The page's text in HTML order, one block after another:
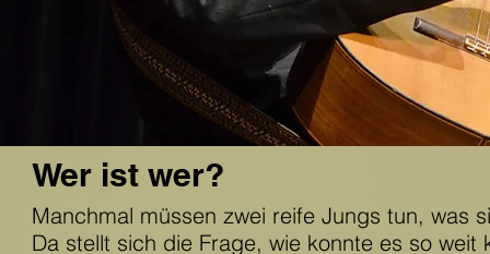
Wer ist wer?
Manchmal müssen zwei reife Jungs tun, was
Da stellt sich die Frage, wie konnte es so weit